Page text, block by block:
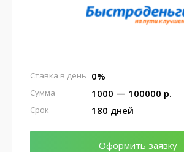
0%
Ставка в день
1000 — 100000 р.
Сумма
180 дней
Срок
Оформить заявку